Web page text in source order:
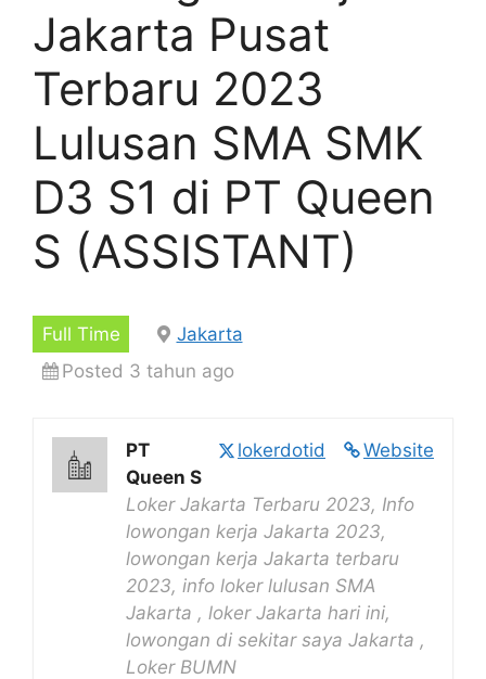
Jakarta Pusat
Terbaru 2023
Lulusan SMA SMK
D3 S1 di PT Queen
S (ASSISTANT)
Full Time
Jakarta
Posted 3 tahun ago
Website
lokerdotid
PT
Queen S
Loker Jakarta Terbaru 2023, Info
lowongan kerja Jakarta 2023,
lowongan kerja Jakarta terbaru
2023, info loker lulusan SMA
Jakarta , loker Jakarta hari ini,
lowongan di sekitar saya Jakarta ,
Loker BUMN